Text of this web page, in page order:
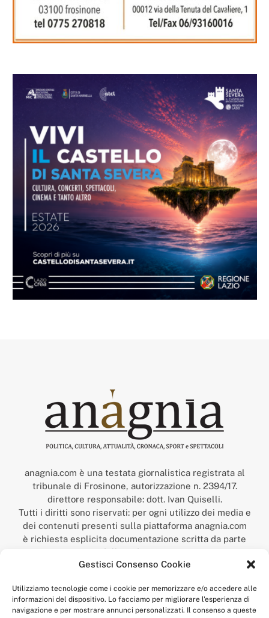
Gestisci Consenso Cookie
Utilizziamo tecnologie come i cookie per memorizzare e/o accedere alle
informazioni del dispositivo. Lo facciamo per migliorare l'esperienza di
navigazione e per mostrare annunci personalizzati. Il consenso a queste
anagnia.com è una testata giornalistica registrata al
tribunale di Frosinone, autorizzazione n. 2394/17.
direttore responsabile: dott. Ivan Quiselli.
Tutti i diritti sono riservati: per ogni utilizzo dei media e
dei contenuti presenti sulla piattaforma anagnia.com
è richiesta esplicita documentazione scritta da parte
della redazione.
“Anagnia” è un marchio registrato presso l’Ufficio Italiano
Economico,
num. registrazione: 302017000014044 del 9 febbraio 2017.